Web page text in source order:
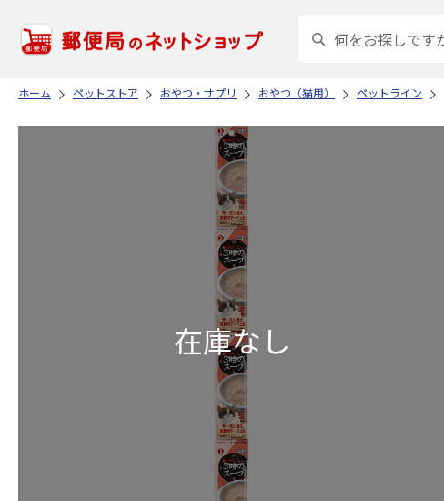
ホーム ペットストア おやつ・サプリ おやつ（猫用） ペットライン